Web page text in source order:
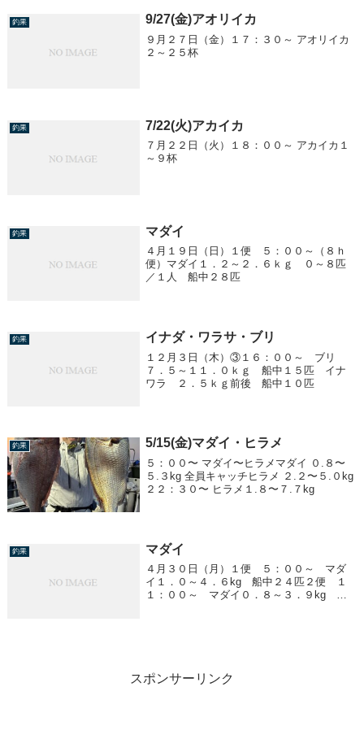
釣果 9/27(金)アオリイカ
９月２７日（金）１７：３０～ アオリイカ
２～２５杯
釣果 7/22(火)アカイカ
７月２２日（火）１８：００～ アカイカ１
～９杯
釣果 マダイ
４月１９日（日）１便 ５：００～（８ｈ
便）マダイ１．２～２．６ｋｇ ０～８匹
／１人 船中２８匹
釣果 イナダ・ワラサ・ブリ
１２月３日（木）③１６：００～ ブリ
７．５～１１．０ｋｇ 船中１５匹 イナ
ワラ ２．５ｋｇ前後 船中１０匹
釣果 5/15(金)マダイ・ヒラメ
５：００〜 マダイ〜ヒラメマダイ ０.８〜
５.３kg 全員キャッチヒラメ ２.２〜５.０kg
２２：３０〜 ヒラメ１.８〜７.７kg
釣果 マダイ
４月３０日（月）１便 ５：００～ マダ
イ１．０～４．６kg 船中２４匹２便 １
１：００～ マダイ０．８～３．９kg 船
スポンサーリンク